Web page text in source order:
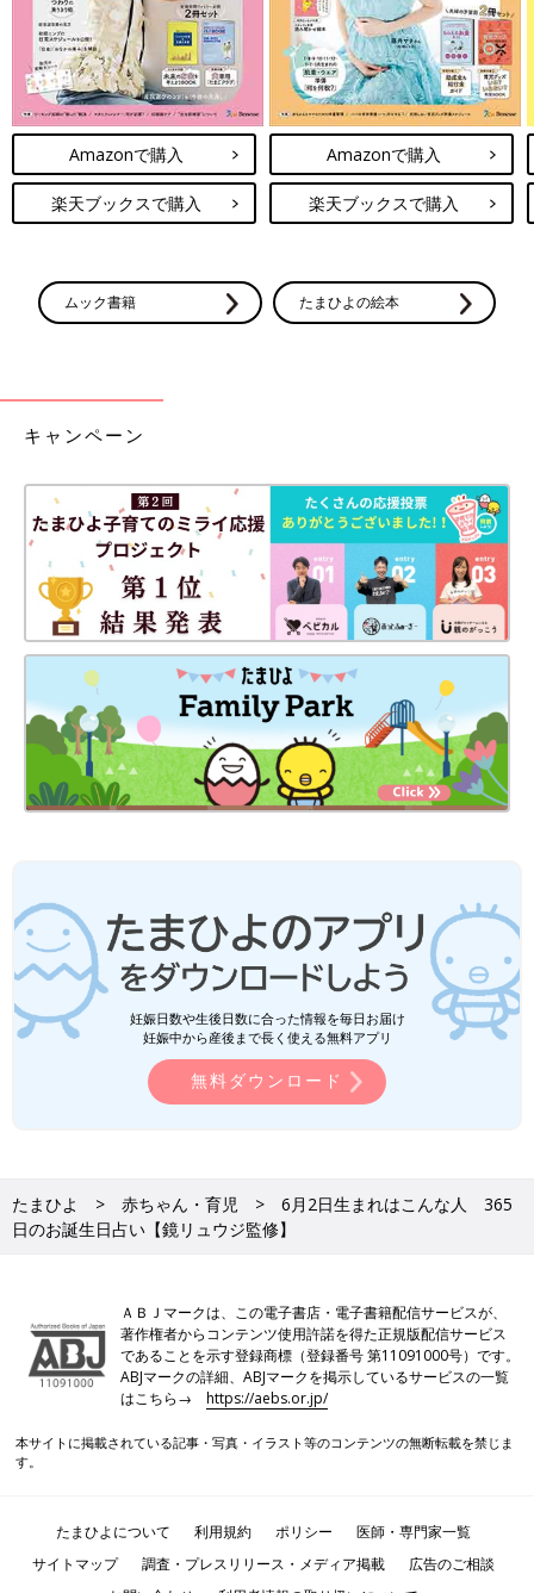
Amazonで購入
楽天ブックスで購入
Amazonで購入
楽天ブックスで購入
ムック書籍 たまひよの絵本
キャンペーン
妊娠日数や生後日数に合った情報を毎日お届け
妊娠中から産後まで長く使える無料アプリ
無料ダウンロード
たまひよ 赤ちゃん・育児
6月2日生まれはこんな人 365
日のお誕生日占い【鏡リュウジ監修】
ＡＢＪマークは、この電子書店・電子書籍配信サービスが、
著作権者からコンテンツ使用許諾を得た正規版配信サービス
であることを示す登録商標（登録番号 第11091000号）です。
ABJマークの詳細、ABJマークを掲示しているサービスの一覧
はこちら→https://aebs.or.jp/
本サイトに掲載されている記事・写真・イラスト等のコンテンツの無断転載を禁じま
す。
たまひよについて 利用規約 ポリシー
医師・専門家一覧
サイトマップ
調査・プレスリリース・メディア掲載
広告のご相談